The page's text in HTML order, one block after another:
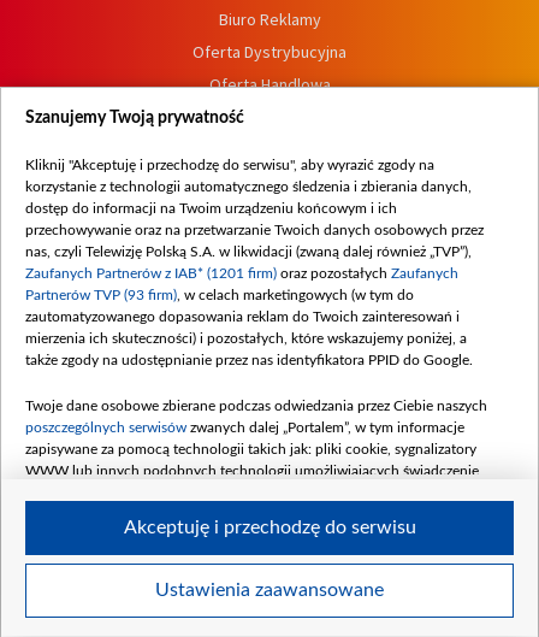
Biuro Reklamy
Oferta Dystrybucyjna
Oferta Handlowa
Dostępność
Procedura zgłoszeń wewnętrznych
© 2026 Telewizja Polska S. A. w likwidacji
Szanujemy Twoją prywatność
Kliknij "Akceptuję i przechodzę do serwisu", aby wyrazić zgody na
korzystanie z technologii automatycznego śledzenia i zbierania danych,
dostęp do informacji na Twoim urządzeniu końcowym i ich
przechowywanie oraz na przetwarzanie Twoich danych osobowych przez
nas, czyli Telewizję Polską S.A. w likwidacji (zwaną dalej również „TVP”),
Zaufanych Partnerów z IAB* (1201 firm) oraz pozostałych Zaufanych
Partnerów TVP (93 firm) , w celach marketingowych (w tym do
zautomatyzowanego dopasowania reklam do Twoich zainteresowań i
mierzenia ich skuteczności) i pozostałych, które wskazujemy poniżej, a
także zgody na udostępnianie przez nas identyfikatora PPID do Google.
Twoje dane osobowe zbierane podczas odwiedzania przez Ciebie naszych
poszczególnych serwisów zwanych dalej „Portalem”, w tym informacje
zapisywane za pomocą technologii takich jak: pliki cookie, sygnalizatory
WWW lub innych podobnych technologii umożliwiających świadczenie
Twoje dane osobowe zbierane podczas odwiedzania przez Ciebie
Ustawienia zaawansowane
Akceptuję i przechodzę do serwisu